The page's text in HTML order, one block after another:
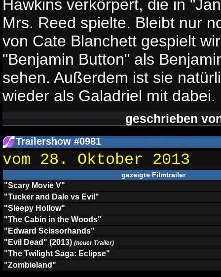
Hawkins verkörpert, die in
Mrs. Reed spielte. Bleibt nur
von Cate Blanchett gespielt
"Benjamin Button" als
sehen. Außerdem ist sie
wieder als Galadriel mit dabei.
geschrieben
Trailershow #0981
vom 28. Oktober 2013
gezeigte Filmtrailer
"Scary Movie V"
"Tucker and Dale vs Evil"
"Sleepy Hollow"
"The Cabin in the Woods"
"Edward Scissorhands"
"Evil Dead" (2013) (neuer Trailer)
"The Twilight Saga: Eclipse"
"Zombieland"